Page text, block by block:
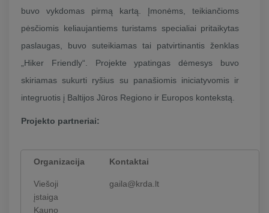
buvo vykdomas pirmą kartą. Įmonėms, teikiančioms
pėsčiomis keliaujantiems turistams specialiai pritaikytas
paslaugas, buvo suteikiamas tai patvirtinantis ženklas
„Hiker Friendly“. Projekte ypatingas dėmesys buvo
skiriamas sukurti ryšius su panašiomis iniciatyvomis ir
integruotis į Baltijos Jūros Regiono ir Europos kontekstą.
Projekto partneriai:
Organizacija Kontaktai
Viešoji
įstaiga
Kauno
gaila@krda.lt